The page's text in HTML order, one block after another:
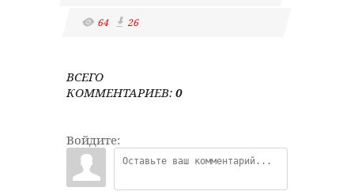
64 26
ВСЕГО
КОММЕНТАРИЕВ: 0
Войдите: